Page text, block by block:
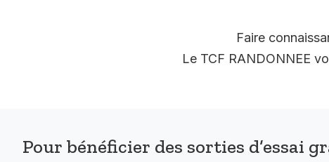
Faire
Le TCF RANDONNEE
Pour bénéficier des sorties d’essai